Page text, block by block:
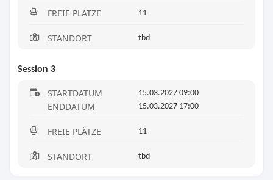
FREIE PLÄTZE 11
STANDORT tbd
Session 3
STARTDATUM 15.03.2027 09:00
ENDDATUM 15.03.2027 17:00
FREIE PLÄTZE 11
STANDORT tbd